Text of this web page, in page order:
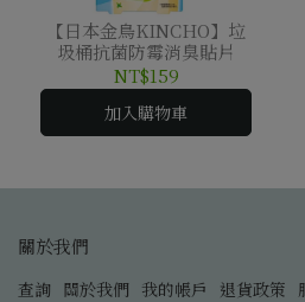
【日本金鳥KINCHO】垃
圾桶抗菌防霉消臭貼片
NT$159
加入購物車
關於我們
查詢 關於我們 我的帳戶 退貨政策